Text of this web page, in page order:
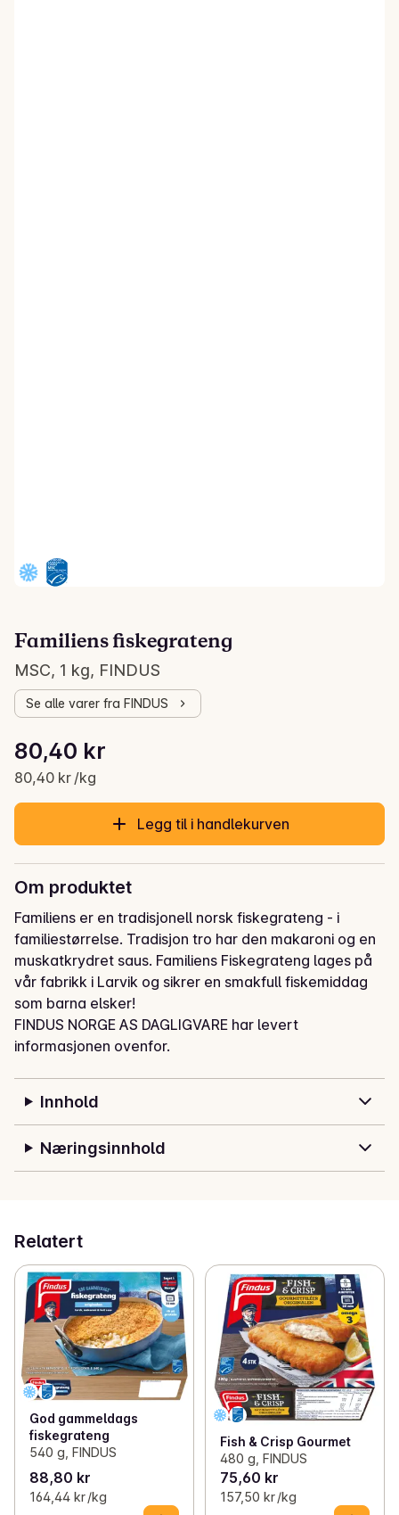
Familiens fiskegrateng
MSC, 1 kg, FINDUS
Se alle varer fra FINDUS
Gjeldende pris er: 80,40 kr
80,40 kr
80,40 kr /kg
Stykkpris: 80,40 kr /kg
Legg til i handlekurven
Om produktet
Familiens er en tradisjonell norsk fiskegrateng - i
familiestørrelse. Tradisjon tro har den makaroni og en
muskatkrydret saus. Familiens Fiskegrateng lages på
vår fabrikk i Larvik og sikrer en smakfull fiskemiddag
som barna elsker!
FINDUS NORGE AS DAGLIGVARE har levert
informasjonen ovenfor.
Innhold
Næringsinnhold
Relatert
God gammeldags
fiskegrateng
540 g, FINDUS
88,80 kr
164,44 kr /kg
Fish & Crisp Gourmet
480 g, FINDUS
75,60 kr
157,50 kr /kg